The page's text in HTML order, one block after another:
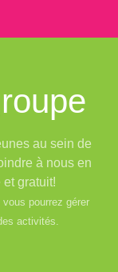
au sein de
à nous en
gratuit!
pourrez gérer
activités.